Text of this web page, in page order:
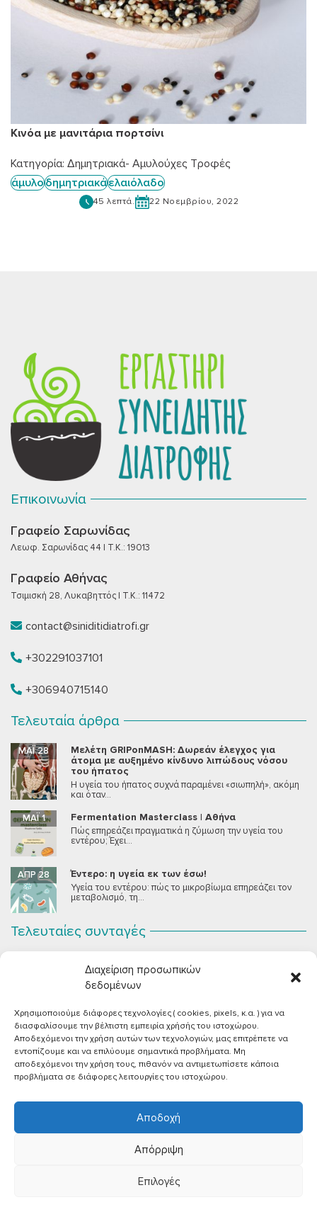
Διαχείριση προσωπικών
δεδομένων
Χρησιμοποιούμε διάφορες τεχνολογίες ( cookies, pixels, κ.α. ) για να
διασφαλίσουμε την βέλτιστη εμπειρία χρήσής του ιστοχώρου.
Αποδεχόμενοι την χρήση αυτών των τεχνολογιών, μας επιτρέπετε να
εντοπίζουμε και να επιλύουμε σημαντικά προβλήματα. Μη
αποδεχόμενοι την χρήση τους, πιθανόν να αντιμετωπίσετε κάποια
προβλήματα σε διάφορες λειτουργίες του ιστοχώρου.
Αποδοχή
Απόρριψη
Επιλογές
Κινόα με μανιτάρια πορτσίνι
Κατηγορία: Δημητριακά- Αμυλούχες Τροφές
άμυλοδημητριακάελαιόλαδο
45 λεπτά. 22 Νοεμβρίου, 2022
Επικοινωνία
Γραφείο Σαρωνίδας
Λεωφ. Σαρωνίδας 44 | T.K.: 19013
Γραφείο Αθήνας
Τσιμισκή 28, Λυκαβηττός | T.K.: 11472
contact@siniditidiatrofi.gr
+302291037101
+306940715140
Τελευταία άρθρα
Μελέτη GRIPonMASH: Δωρεάν έλεγχος για
άτομα με αυξημένο κίνδυνο λιπώδους νόσου
του ήπατος
ΜΆΙ 28
Η υγεία του ήπατος συχνά παραμένει «σιωπηλή», ακόμη
και όταν...
Fermentation Masterclass | Αθήνα
ΜΆΙ 1
Πώς επηρεάζει πραγματικά η ζύμωση την υγεία του
εντέρου; Έχει...
Έντερο: η υγεία εκ των έσω!
ΑΠΡ 28
Υγεία του εντέρου: πώς το μικροβίωμα επηρεάζει τον
μεταβολισμό, τη...
Τελευταίες συνταγές
Μια μους σοκολάτας για όλους εμάς που θέλουμε να
συστήσουμε...
Vegan Χωριάτικη Σαλάτα με Φέτα από Τόφου
ΙΟΎΝ 26
Καλοκαίρι, ζεστάρα και “χωριάτικη” σαλάτα! Έχοντας
μεγαλώσει με αυτό το...
Πικάντικες πέννες με ντομάτα
ΙΟΎΝ 18